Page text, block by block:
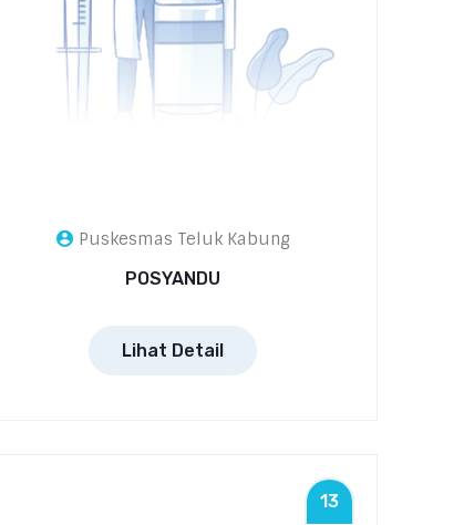
Puskesmas Teluk Kabung
POSYANDU
Lihat Detail
13